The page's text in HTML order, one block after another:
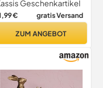
Tischdeko aus
– Dekofigur für
Geschenkartikel
€ gratis Versand
ZUM ANGEBOT